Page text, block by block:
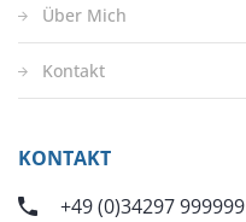
Über Mich
Kontakt
KONTAKT
+49 (0)34297 999999